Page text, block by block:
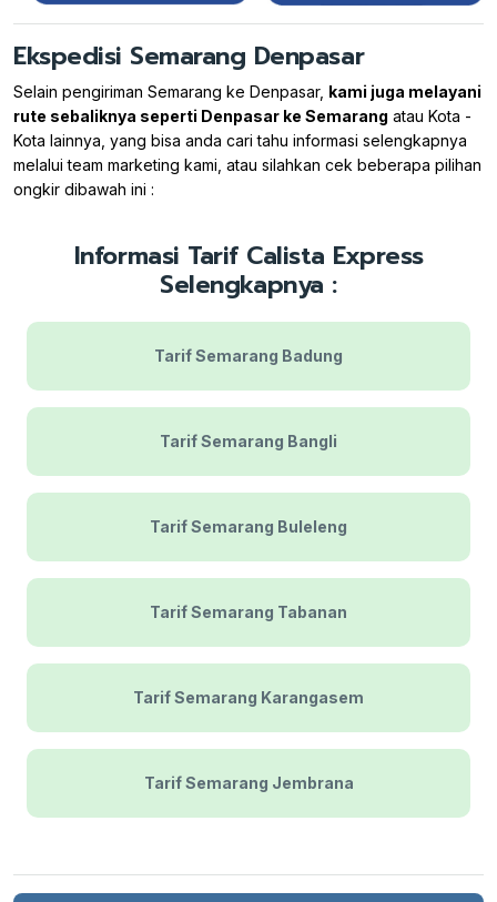
Ekspedisi Semarang Denpasar
Selain pengiriman Semarang ke Denpasar, kami juga melayani
rute sebaliknya seperti Denpasar ke Semarang atau Kota -
Kota lainnya, yang bisa anda cari tahu informasi selengkapnya
melalui team marketing kami, atau silahkan cek beberapa pilihan
ongkir dibawah ini :
Informasi Tarif Calista Express
Selengkapnya :
Tarif Semarang Badung
Tarif Semarang Bangli
Tarif Semarang Buleleng
Tarif Semarang Tabanan
Tarif Semarang Karangasem
Tarif Semarang Jembrana